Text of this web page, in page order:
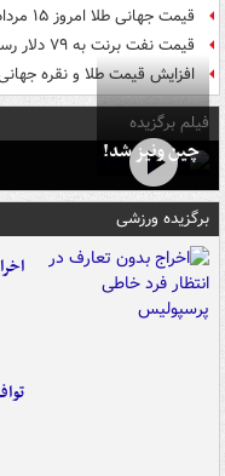
قیمت جهانی طلا امروز ۱۵ مرداد
قیمت نفت برنت به ۷۹ دلار رسید
افزایش قیمت طلا و نقره
فیلم برگزیده
چین ونیز شد!
برگزیده ورزشی